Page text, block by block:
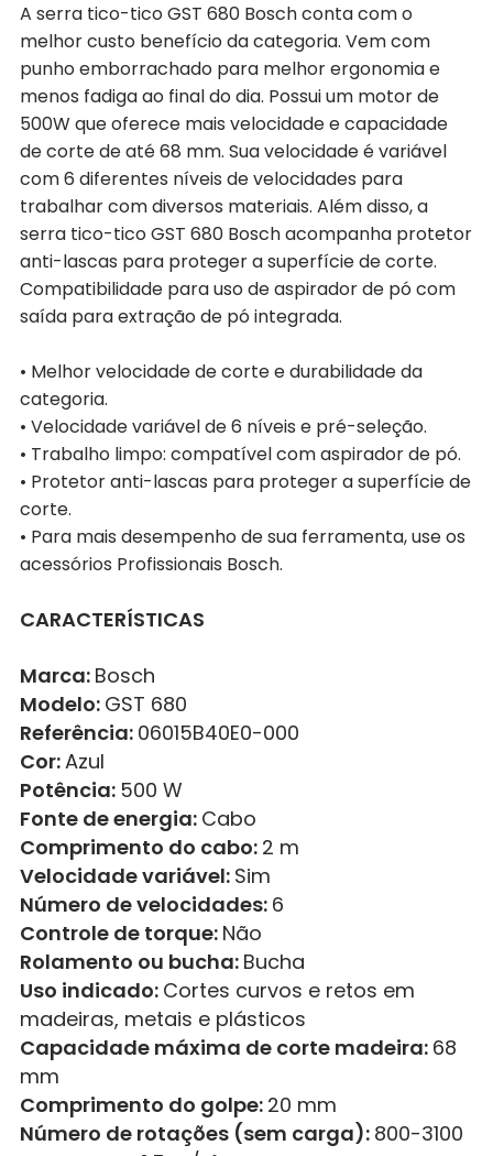
A serra tico-tico GST 680 Bosch conta com o
melhor custo benefício da categoria. Vem com
punho emborrachado para melhor ergonomia e
menos fadiga ao final do dia. Possui um motor de
500W que oferece mais velocidade e capacidade
de corte de até 68 mm. Sua velocidade é variável
com 6 diferentes níveis de velocidades para
trabalhar com diversos materiais. Além disso, a
serra tico-tico GST 680 Bosch acompanha protetor
anti-lascas para proteger a superfície de corte.
Compatibilidade para uso de aspirador de pó com
saída para extração de pó integrada.
• Melhor velocidade de corte e durabilidade da
categoria.
• Velocidade variável de 6 níveis e pré-seleção.
• Trabalho limpo: compatível com aspirador de pó.
• Protetor anti-lascas para proteger a superfície de
corte.
• Para mais desempenho de sua ferramenta, use os
acessórios Profissionais Bosch.
CARACTERÍSTICAS
Marca: Bosch
Modelo: GST 680
Referência: 06015B40E0-000
Cor:Azul
Potência: 500 W
Fonte de energia: Cabo
Comprimento do cabo: 2 m
Velocidade variável: Sim
Número de velocidades: 6
Controle de torque: Não
Rolamento ou bucha: Bucha
Uso indicado: Cortes curvos e retos em
madeiras, metais e plásticos
Capacidade máxima de corte madeira: 68
mm
Comprimento do golpe: 20 mm
Número de rotações (sem carga): 800-3100